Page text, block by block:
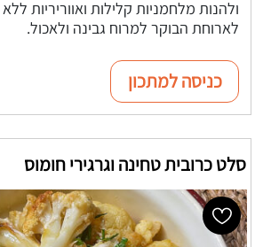
ולהנות מלחמניות קלילות ואווריריות
לארוחת הבוקר למרוח גבינה ולאכול.
כניסה למתכון
סלט כרובית טחינה וגרגירי חומוס